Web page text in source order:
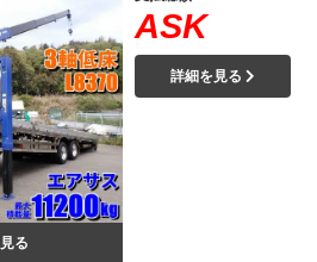
る
ASK
詳細を見る